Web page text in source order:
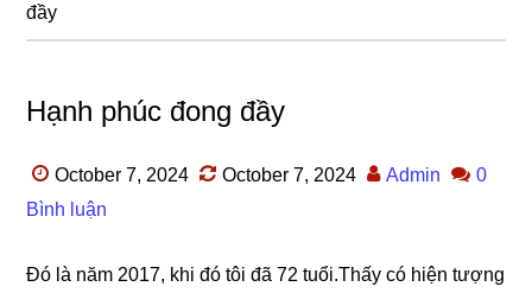
đầy
Hạnh phúc đong đầy
October 7, 2024 October 7, 2024 Admin
0
Bình luận
Đó là năm 2017, khi đó tôi đã 72 tuổi.Thấy có hiện tượnɡ